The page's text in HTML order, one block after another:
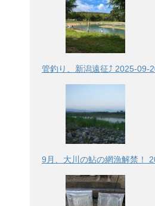
管釣り、新潟遠征⤴ 2025-09-
9月、大川の鮎の網漁解禁！